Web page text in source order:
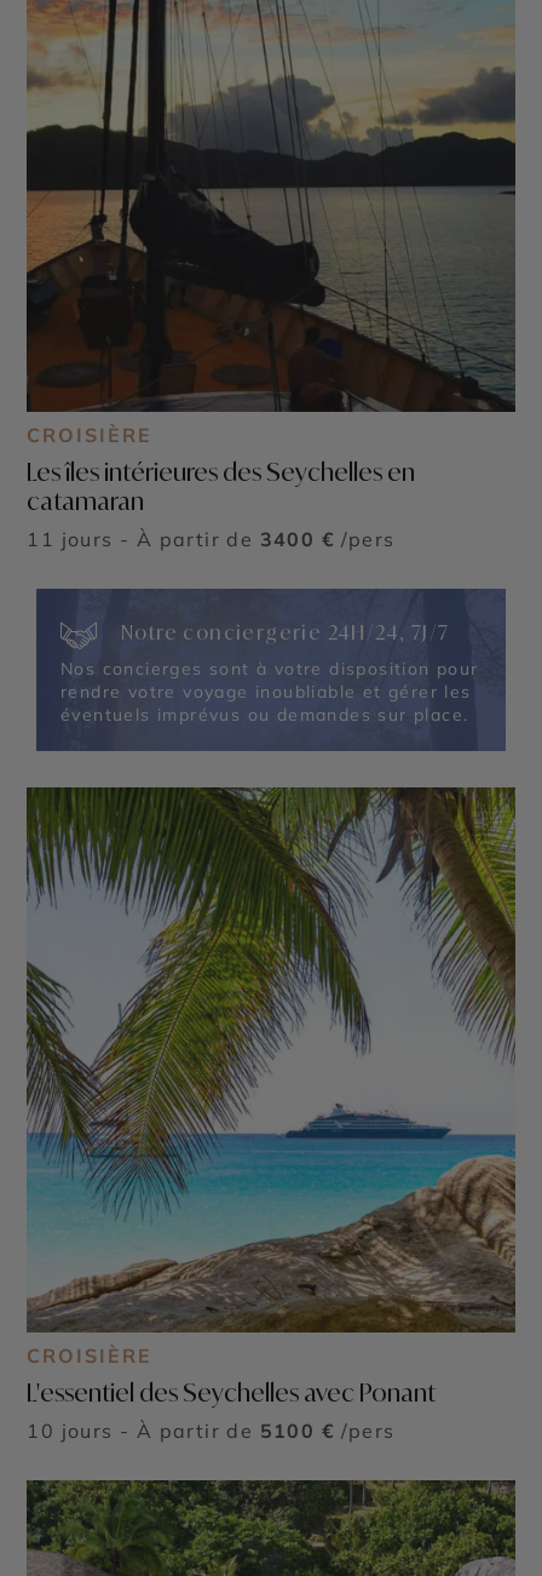
CROISIÈRE
Les îles intérieures des Seychelles en
catamaran
11 jours - À partir de 3400 € /pers
Notre conciergerie 24H/24, 7J/7
Nos concierges sont à votre disposition pour
rendre votre voyage inoubliable et gérer les
éventuels imprévus ou demandes sur place.
CROISIÈRE
L'essentiel des Seychelles avec Ponant
10 jours - À partir de 5100 € /pers